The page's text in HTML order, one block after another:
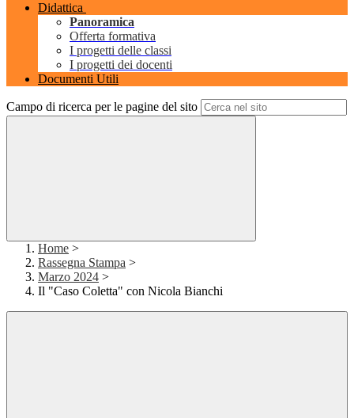
Didattica
Panoramica
Offerta formativa
I progetti delle classi
I progetti dei docenti
Documenti Utili
Campo di ricerca per le pagine del sito
Home >
Rassegna Stampa >
Marzo 2024 >
Il "Caso Coletta" con Nicola Bianchi